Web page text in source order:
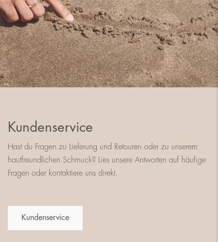
Kundenservice
Hast du Fragen zu Lieferung und Retouren oder zu unserem
hautfreundlichen Schmuck? Lies unsere Antworten auf häufige
Fragen oder kontaktiere uns direkt.
Kundenservice